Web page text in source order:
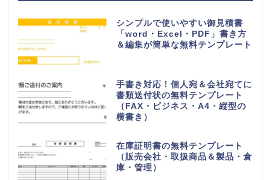
シンプルで使いやすい御見積書
「word・Excel・PDF」書き方
＆編集が簡単な無料テンプレート
手書き対応！個人宛＆会社宛てに
書類送付状の無料テンプレート
（FAX・ビジネス・A4・縦型の
横書き）
在庫証明書の無料テンプレート
（販売会社・取扱商品＆製品・倉
庫・管理）